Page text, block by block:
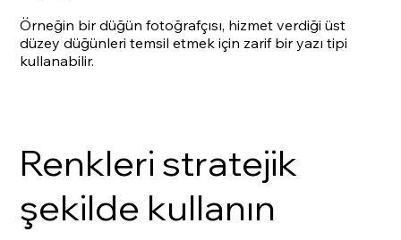
Örneğin bir düğün fotoğrafçısı, hizmet verdiği üst
düzey düğünleri temsil etmek için zarif bir yazı tipi
kullanabilir.
Renkleri stratejik
şekilde kullanın